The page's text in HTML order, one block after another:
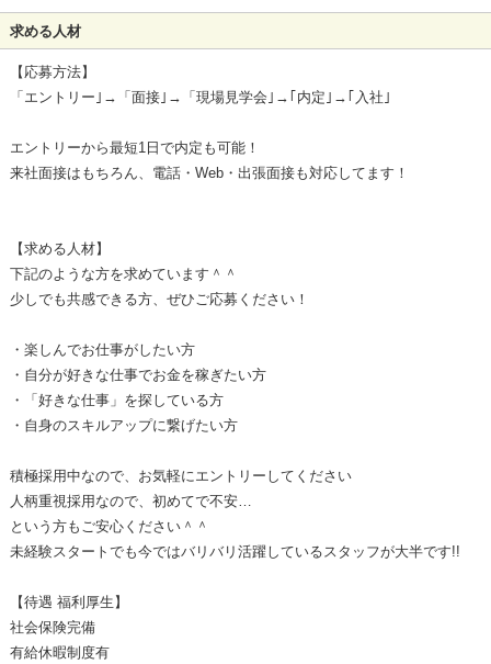
求める人材
【応募方法】
「エントリー｣→「面接｣→「現場見学会｣→｢内定｣→｢入社｣
エントリーから最短1日で内定も可能！
来社面接はもちろん、電話・Web・出張面接も対応してます！
【求める人材】
下記のような方を求めています＾＾
少しでも共感できる方、ぜひご応募ください！
・楽しんでお仕事がしたい方
・自分が好きな仕事でお金を稼ぎたい方
・「好きな仕事」を探している方
・自身のスキルアップに繋げたい方
積極採用中なので、お気軽にエントリーしてください
人柄重視採用なので、初めてで不安…
という方もご安心ください＾＾
未経験スタートでも今ではバリバリ活躍しているスタッフが大半です!!
【待遇 福利厚生】
社会保険完備
有給休暇制度有